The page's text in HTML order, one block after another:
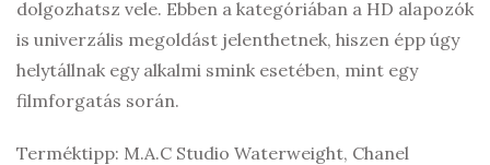
dolgozhatsz vele. Ebben a kategóriában a HD alapozók
is univerzális megoldást jelenthetnek, hiszen épp úgy
helytállnak egy alkalmi smink esetében, mint egy
filmforgatás során.
Terméktipp: M.A.C Studio Waterweight, Chanel